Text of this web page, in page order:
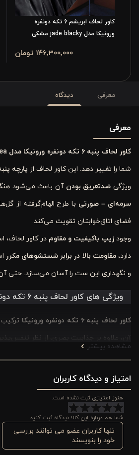
کاور لحاف ابریشم 6 تکه دونفره
ورونیکا مدل jade blacky مشکی
146٬300٬000 تومان
معرفی دیدگاه
معرفی
کاور لحاف پنبه ۶ تکه دونفره ورونیکا مدل
شما را تغییر دهد. این کاور لحاف از پارچه
ویژگی ضدتعریق بودن آن باعث می‌شود
سرمه‌ای –صورتی
فضای اتاق‌خوابتان تقویت می‌کند.
وجودزیپ باکیفیت و مقاوم در کاور لحاف،
دارد،مقاومت بالا در برابر شستشوهای مکرر
و نگهداری این ست را آسان می‌سازد. حتی آن
ویژگی های کاور لحاف پنبه 6 تکه دونفره ورونیکا مدل protea دورو سرمه ای صورتی
کاور لحاف پنبه ۶ تکه دونفره ورونیکا
آن، علاوه بر جذابیت بصری، از نظر
1. هماهنگی رنگ سرمه‌ای – صورتی برای ایجاد آرامش و جذابیت دکور
رنگ سرمه‌ای حس عمق، آرامش و ثبات را
مخصوصاً زمانی که نور شب یا چراغ‌های گرم
باتوجه به اندازه های زیر انتخاب کنید:
ابعاد
50*70
2 روبالشتی ساده، 2 روبالشتی طرحدار
مشاهده بیشتر
امتیاز و دیدگاه کاربران
هنوز امتیازی ثبت نشده است.
شما هم درباره این کالا دیدگاه ثبت کنید
تنها کاربران عضو می توانند بررسی
خود را بنویسند